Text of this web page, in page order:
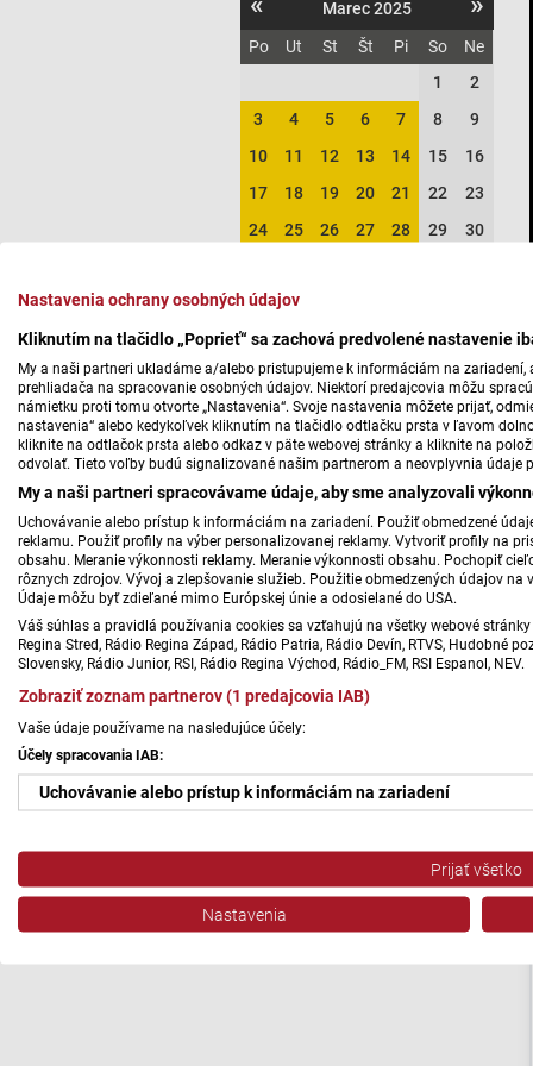
Nastavenia ochrany osobných údajov
Kliknutím na tlačidlo „Poprieť“ sa zachová predvolené nastavenie
My a naši partneri ukladáme a/alebo pristupujeme k informáciám na zariadení,
prehliadača na spracovanie osobných údajov. Niektorí predajcovia môžu
námietku proti tomu otvorte „Nastavenia“. Svoje nastavenia môžete prijať,
nastavenia“ alebo kedykoľvek kliknutím na tlačidlo odtlačku prsta v ľavom
kliknite na odtlačok prsta alebo odkaz v päte webovej stránky a kliknite na
odvolať. Tieto voľby budú signalizované našim partnerom a neovplyvnia údaje
My a naši partneri spracovávame údaje, aby sme analyzovali
Uchovávanie alebo prístup k informáciám na zariadení. Použiť obmedzené
reklamu. Použiť profily na výber personalizovanej reklamy. Vytvoriť profily na
obsahu. Meranie výkonnosti reklamy. Meranie výkonnosti obsahu. Pochopiť
rôznych zdrojov. Vývoj a zlepšovanie služieb. Použitie obmedzených údajov na
Údaje môžu byť zdieľané mimo Európskej únie a odosielané do USA.
Váš súhlas a pravidlá používania cookies sa vzťahujú na všetky webové stránky
Regina Stred, Rádio Regina Západ, Rádio Patria, Rádio Devín, RTVS, Hudobné
Slovensky, Rádio Junior, RSI, Rádio Regina Východ, Rádio_FM, RSI Espanol, NEV.
Zobraziť zoznam partnerov (1 predajcovia IAB)
Vaše údaje používame na nasledujúce účely:
Účely spracovania IAB:
Uchovávanie alebo prístup k informáciám na zariadení
Vytvoriť profily pre personalizovanú reklamu
Použiť profily na výber personalizovanej reklamy
Prijať všetko
Nastavenia
Marec 2025
Po Ut St Št Pi So
Ne
1
2
3
4 5 6 7 8
9
10
11 12 13 14 15
16
17
18 19 20 21 22
23
24
25 26 27 28 29
30
Reláciu najbližšie vysielame
Pondelok 10.08. 07:00
Repríza
Pondelok 10.08. 07:00
Utorok 11.08. 07:00 Repríza
Utorok 11.08. 07:00
Streda 12.08. 07:00
Streda 12.08. 07:00 Repríza
Štvrtok 13.08.
Slovensko